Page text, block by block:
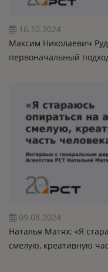
16.10.2024
Максим Николаевич
первоначальный
09.08.2024
Наталья Матях: «Я
смелую, креативную